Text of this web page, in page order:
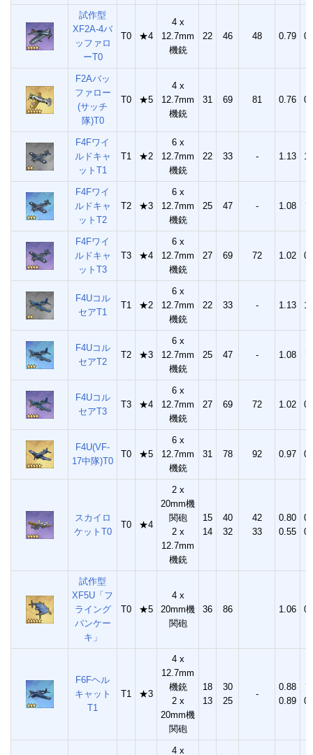
試作型
XF2A-4バ
ッファロ
ーT0
T0 ★4
4 x
12.7mm
機銃
22 46 48 0.79
F2Aバッ
ファロー
(サッチ
隊)T0
T0 ★5
4 x
12.7mm
機銃
31 69 81 0.76
F4Fワイ
ルドキャ
ットT1
T1 ★2
6 x
12.7mm
機銃
22 33 - 1.13
F4Fワイ
ルドキャ
ットT2
T2 ★3
6 x
12.7mm
機銃
25 47 - 1.08
F4Fワイ
ルドキャ
ットT3
T3 ★4
6 x
12.7mm
機銃
27 69 72 1.02
F4Uコル
セアT1
T1 ★2
6 x
12.7mm
機銃
22 33 - 1.13
F4Uコル
セアT2
T2 ★3
6 x
12.7mm
機銃
25 47 - 1.08
F4Uコル
セアT3
T3 ★4
6 x
12.7mm
機銃
27 69 72 1.02
F4U(VF-
17中隊)T0
T0 ★5
6 x
12.7mm
機銃
31 78 92 0.97
スカイロ
ケットT0
T0 ★4
2 x
20mm機
関砲
2 x
12.7mm
機銃
15
14
40
32
42
33
0.80
0.55
試作型
XF5U「フ
ライング
パンケー
キ」
T0 ★5
4 x
20mm機
関砲
36 86 1.06
F6Fヘル
キャット
T1
T1 ★3
4 x
12.7mm
機銃
2 x
20mm機
関砲
18
13
30
25
-
0.88
0.89
4 x